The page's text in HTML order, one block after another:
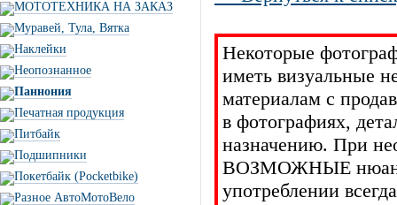
МОТОТЕХНИКА НА ЗАКАЗ
Муравей, Тула, Вятка
Наклейки
Неопознанное
Паннония
Печатная продукция
Питбайк
Подшипники
Покетбайк (Pocketbike)
Разное АвтоМотоВело
Некоторые
иметь визуальные
материалам с
в фотографиях,
назначению. При
ВОЗМОЖНЫЕ
употреблении